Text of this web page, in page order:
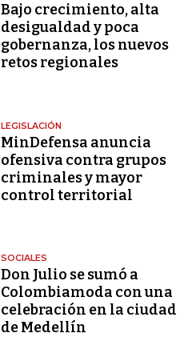
Bajo crecimiento, alta
desigualdad y poca
gobernanza, los nuevos
retos regionales
LEGISLACIÓN
MinDefensa anuncia
ofensiva contra grupos
criminales y mayor
control territorial
SOCIALES
Don Julio se sumó a
Colombiamoda con una
celebración en la ciudad
de Medellín